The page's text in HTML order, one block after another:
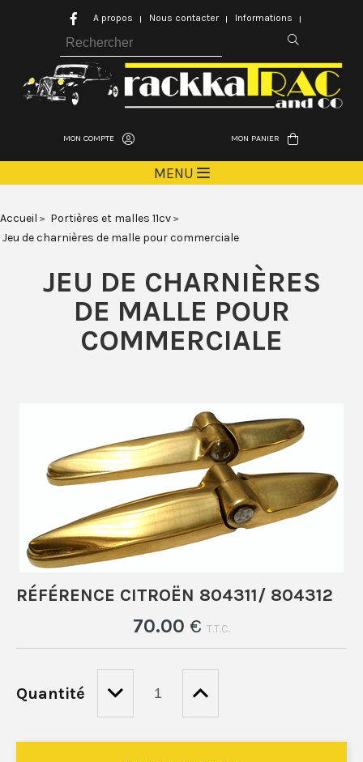
MON COMPTE MON PANIER
MENU
Accueil
Portières et malles 11cv
Jeu de charnières de malle pour commerciale
JEU DE CHARNIÈRES
DE MALLE POUR
COMMERCIALE
RÉFÉRENCE CITROËN 804311/ 804312
70.00 € T.T.C.
Quantité
A propos Nous contacter Informations